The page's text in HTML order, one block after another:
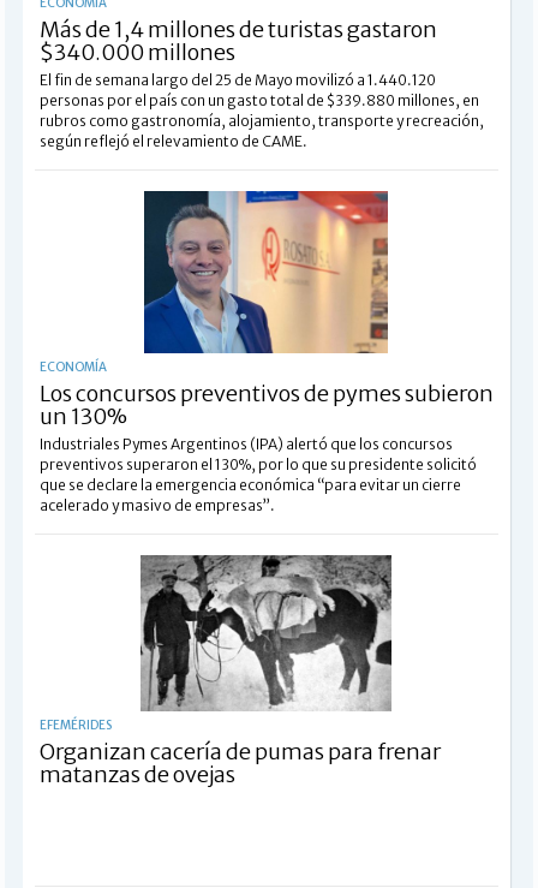
ECONOMÍA
Más de 1,4 millones de turistas gastaron
$340.000 millones
El fin de semana largo del 25 de Mayo movilizó a 1.440.120
personas por el país con un gasto total de $339.880 millones, en
rubros como gastronomía, alojamiento, transporte y recreación,
según reflejó el relevamiento de CAME.
ECONOMÍA
Los concursos preventivos de pymes subieron
un 130%
Industriales Pymes Argentinos (IPA) alertó que los concursos
preventivos superaron el 130%, por lo que su presidente solicitó
que se declare la emergencia económica “para evitar un cierre
acelerado y masivo de empresas”.
EFEMÉRIDES
Organizan cacería de pumas para frenar
matanzas de ovejas